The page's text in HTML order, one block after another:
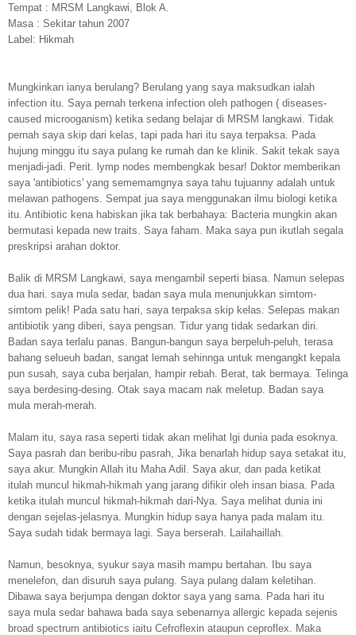
Tempat : MRSM Langkawi, Blok A.
Masa : Sekitar tahun 2007
Label: Hikmah
Mungkinkan ianya berulang? Berulang yang saya maksudkan ialah
infection itu. Saya pernah terkena infection oleh pathogen ( diseases-
caused microoganism) ketika sedang belajar di MRSM langkawi. Tidak
pernah saya skip dari kelas, tapi pada hari itu saya terpaksa. Pada
hujung minggu itu saya pulang ke rumah dan ke klinik. Sakit tekak saya
menjadi-jadi. Perit. lymp nodes membengkak besar! Doktor memberikan
saya 'antibiotics' yang sememamgnya saya tahu tujuanny adalah untuk
melawan pathogens. Sempat jua saya menggunakan ilmu biologi ketika
itu. Antibiotic kena habiskan jika tak berbahaya: Bacteria mungkin akan
bermutasi kepada new traits. Saya faham. Maka saya pun ikutlah segala
preskripsi arahan doktor.
Balik di MRSM Langkawi, saya mengambil seperti biasa. Namun selepas
dua hari. saya mula sedar, badan saya mula menunjukkan simtom-
simtom pelik! Pada satu hari, saya terpaksa skip kelas. Selepas makan
antibiotik yang diberi, saya pengsan. Tidur yang tidak sedarkan diri.
Badan saya terlalu panas. Bangun-bangun saya berpeluh-peluh, terasa
bahang selueuh badan, sangat lemah sehinnga untuk mengangkt kepala
pun susah, saya cuba berjalan, hampir rebah. Berat, tak bermaya. Telinga
saya berdesing-desing. Otak saya macam nak meletup. Badan saya
mula merah-merah.
Malam itu, saya rasa seperti tidak akan melihat lgi dunia pada esoknya.
Saya pasrah dan beribu-ribu pasrah, Jika benarlah hidup saya setakat itu,
saya akur. Mungkin Allah itu Maha Adil. Saya akur, dan pada ketikat
itulah muncul hikmah-hikmah yang jarang difikir oleh insan biasa. Pada
ketika itulah muncul hikmah-hikmah dari-Nya. Saya melihat dunia ini
dengan sejelas-jelasnya. Mungkin hidup saya hanya pada malam itu.
Saya sudah tidak bermaya lagi. Saya berserah. Lailahaillah.
Namun, besoknya, syukur saya masih mampu bertahan. Ibu saya
menelefon, dan disuruh saya pulang. Saya pulang dalam keletihan.
Dibawa saya berjumpa dengan doktor saya yang sama. Pada hari itu
saya mula sedar bahawa bada saya sebenarnya allergic kepada sejenis
broad spectrum antibiotics iaitu Cefroflexin ataupun ceproflex. Maka